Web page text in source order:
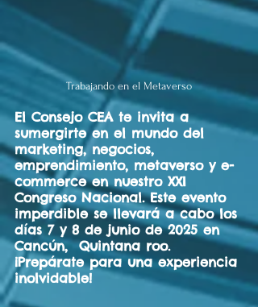
Trabajando en el Metaverso
El Consejo CEA te invita a
sumergirte en el mundo del
marketing, negocios,
emprendimiento, metaverso y e-
commerce en nuestro XXI
Congreso Nacional. Este evento
imperdible se llevará a cabo los
días 7 y 8 de junio de 2025 en
Cancún,  Quintana roo.
¡Prepárate para una experiencia
inolvidable!